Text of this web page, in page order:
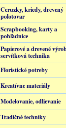
Ceruzky, kriedy, drevený
polotovar
Scrapbooking, karty a
pohľadnice
Papierové a drevené
servítková technika
Floristické potreby
Kreatívne materiály
Modelovanie, odlievanie
Tradičné techniky